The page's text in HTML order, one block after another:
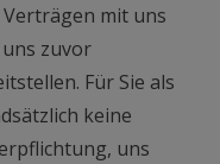
mit uns
zuvor
Für Sie als
keine
uns